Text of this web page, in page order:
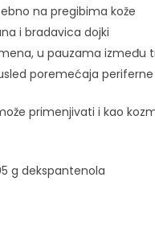
na pregibima kože
i bradavica dojki
u pauzama
poremećaja periferne
primenjivati i kao
g dekspantenola